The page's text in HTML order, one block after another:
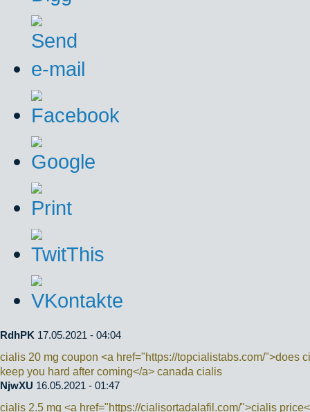
RdhPK 17.05.2021 - 04:04
cialis 20 mg coupon <a href="https://topcialistabs.com/">does
keep you hard after coming</a> canada cialis
NjwXU 16.05.2021 - 01:47
cialis 2.5 mg <a href="https://cialisortadalafil.com/">cialis